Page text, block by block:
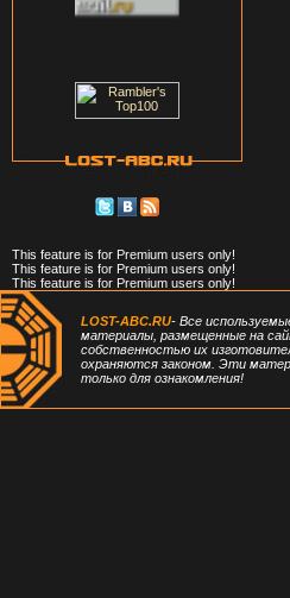
This feature is for Premium users only!
This feature is for Premium users only!
This feature is for Premium users only!
LOST-ABC.RU- Все
материалы, размещенные на
собственностью их
охраняются законом. Эти
только для ознакомления!